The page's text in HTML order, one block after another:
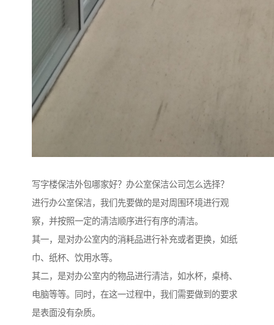
写字楼保洁外包哪家好？办公室保洁公司怎么选择？
进行办公室保洁，我们先要做的是对周围环境进行观
察，并按照一定的清洁顺序进行有序的清洁。
其一，是对办公室内的消耗品进行补充或者更换，如纸
巾、纸杯、饮用水等。
其二，是对办公室内的物品进行清洁，如水杯，桌椅、
电脑等等。同时，在这一过程中，我们需要做到的要求
是表面没有杂质。